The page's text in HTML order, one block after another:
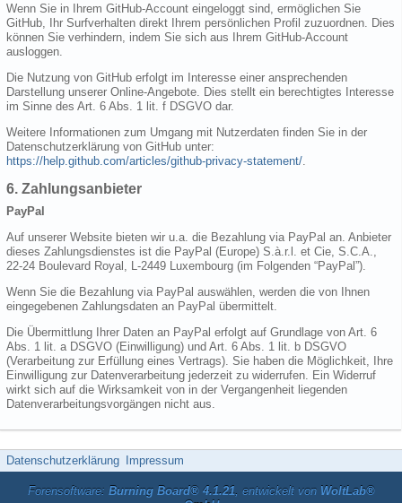
Wenn Sie in Ihrem GitHub-Account eingeloggt sind, ermöglichen Sie
GitHub, Ihr Surfverhalten direkt Ihrem persönlichen Profil zuzuordnen. Dies
können Sie verhindern, indem Sie sich aus Ihrem GitHub-Account
ausloggen.
Die Nutzung von GitHub erfolgt im Interesse einer ansprechenden
Darstellung unserer Online-Angebote. Dies stellt ein berechtigtes Interesse
im Sinne des Art. 6 Abs. 1 lit. f DSGVO dar.
Weitere Informationen zum Umgang mit Nutzerdaten finden Sie in der
Datenschutzerklärung von GitHub unter:
https://help.github.com/articles/github-privacy-statement/
6. Zahlungsanbieter
PayPal
Auf unserer Website bieten wir u.a. die Bezahlung via PayPal an. Anbieter
dieses Zahlungsdienstes ist die PayPal (Europe) S.à.r.l. et Cie, S.C.A.,
22-24 Boulevard Royal, L-2449 Luxembourg (im Folgenden “PayPal”).
Wenn Sie die Bezahlung via PayPal auswählen, werden die von Ihnen
eingegebenen Zahlungsdaten an PayPal übermittelt.
Die Übermittlung Ihrer Daten an PayPal erfolgt auf Grundlage von Art. 6
Abs. 1 lit. a DSGVO (Einwilligung) und Art. 6 Abs. 1 lit. b DSGVO
(Verarbeitung zur Erfüllung eines Vertrags). Sie haben die Möglichkeit, Ihre
Einwilligung zur Datenverarbeitung jederzeit zu widerrufen. Ein Widerruf
wirkt sich auf die Wirksamkeit von in der Vergangenheit liegenden
Datenverarbeitungsvorgängen nicht aus.
Datenschutzerklärung Impressum
Forensoftware: Burning Board® 4.1.21, entwickelt von WoltLab®